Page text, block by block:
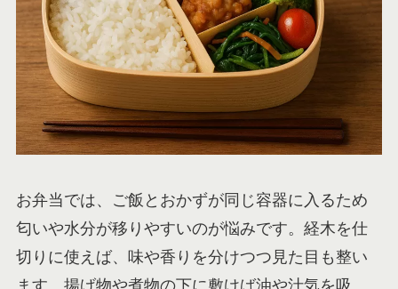
お弁当では、ご飯とおかずが同じ容器に入るため
匂いや水分が移りやすいのが悩みです。経木を仕
切りに使えば、味や香りを分けつつ見た目も整い